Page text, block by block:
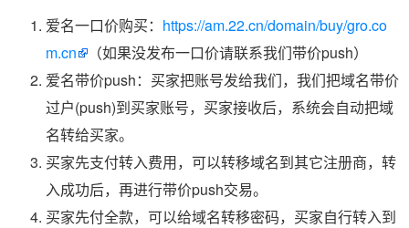
爱名一口价购买： https://am.22.cn/domain/buy/gro.co
m.cn
（如果没发布一口价请联系我们带价push）
爱名带价push：买家把账号发给我们，我们把域名带价
过户(push)到买家账号，买家接收后，系统会自动把域
名转给买家。
买家先支付转入费用，可以转移域名到其它注册商，转
入成功后，再进行带价push交易。
买家先付全款，可以给域名转移密码，买家自行转入到